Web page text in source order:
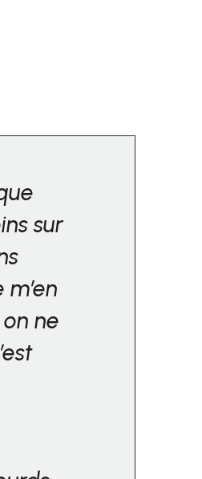
sur
ne